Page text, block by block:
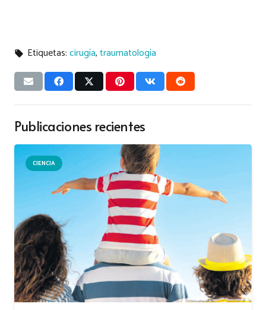
local_offer Etiquetas:cirugía,traumatología
Publicaciones recientes
CIENCIA